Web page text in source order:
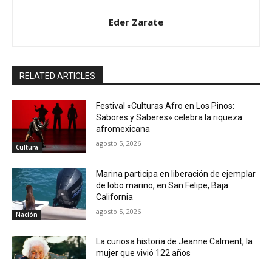
Eder Zarate
RELATED ARTICLES
Cultura
Festival «Culturas Afro en Los Pinos:
Sabores y Saberes» celebra la riqueza
afromexicana
agosto 5, 2026
Nación
Marina participa en liberación de ejemplar
de lobo marino, en San Felipe, Baja
California
agosto 5, 2026
La curiosa historia de Jeanne Calment, la
mujer que vivió 122 años